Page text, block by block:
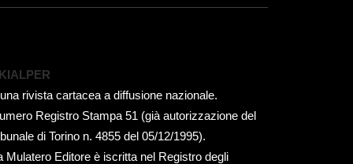
rivista cartacea a diffusione nazionale.
Registro Stampa 51 (già autorizzazione del
di Torino n. 4855 del 05/12/1995).
Mulatero Editore è iscritta nel Registro degli